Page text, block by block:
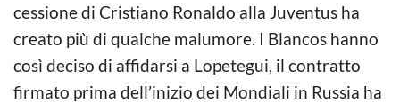
cessione di Cristiano Ronaldo alla Juventus ha
creato più di qualche malumore. I Blancos hanno
così deciso di affidarsi a Lopetegui, il contratto
firmato prima dell’inizio dei Mondiali in Russia ha